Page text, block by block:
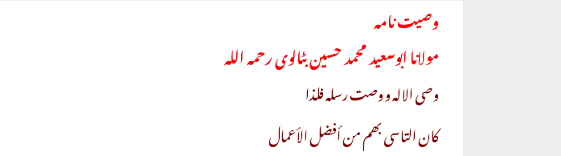
وصیت نامہ
مولانا ابوسعید محمد حسین بٹالوی رحمہ اللہ
وصی الالہ و وصت رسلہ فلذا
کان التاسی بھم من أفضل الأعمال